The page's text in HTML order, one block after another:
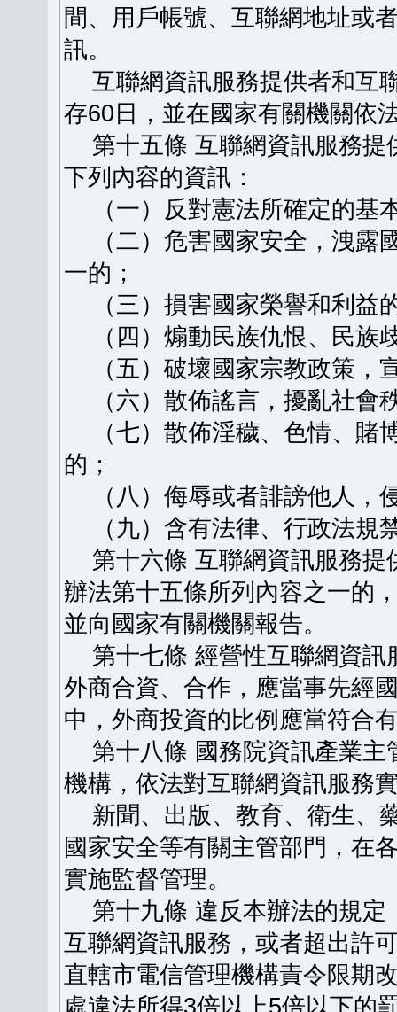
間、用戶帳號、互聯網地址或
訊。
互聯網資訊服務提供者和互
存60日，並在國家有關機關依
第十五條 互聯網資訊服務提
下列內容的資訊：
（一）反對憲法所確定的基
（二）危害國家安全，洩露
一的；
（三）損害國家榮譽和利益
（四）煽動民族仇恨、民族
（五）破壞國家宗教政策，
（六）散佈謠言，擾亂社會
（七）散佈淫穢、色情、賭
的；
（八）侮辱或者誹謗他人，
（九）含有法律、行政法規
第十六條 互聯網資訊服務提
辦法第十五條所列內容之一的
並向國家有關機關報告。
第十七條 經營性互聯網資訊
外商合資、合作，應當事先經
中，外商投資的比例應當符合
第十八條 國務院資訊產業主
機構，依法對互聯網資訊服務
新聞、出版、教育、衛生、
國家安全等有關主管部門，在
實施監督管理。
第十九條 違反本辦法的規定
互聯網資訊服務，或者超出許
直轄市電信管理機構責令限期
處違法所得3倍以上5倍以下的